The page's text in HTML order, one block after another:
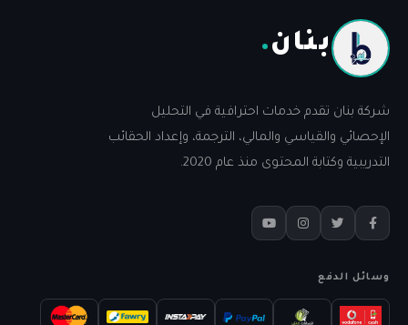
بنان.
شركة بنان تقدم خدمات احترافية في التحليل
الإحصائي والقياسي والمالي، الترجمة، وإعداد الحقائب
التدريبية وكتابة المحتوى منذ عام 2020.
وسائل الدفع